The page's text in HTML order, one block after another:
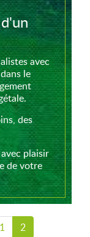
avec
le
des
plaisir
de votre
1 2